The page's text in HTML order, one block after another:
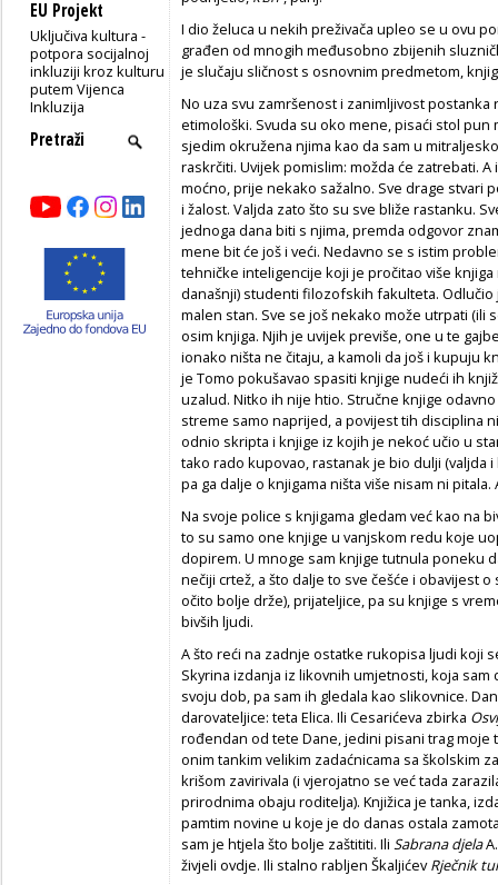
EU Projekt
Uključiva kultura -
potpora socijalnoj
inkluziji kroz kulturu
putem Vijenca
Inkluzija
I dio želuca u nekih preživača upleo se u ovu
građen od mnogih međusobno zbijenih
je slučaju sličnost s osnovnim predmetom,
No uza svu zamršenost i zanimljivost postanka
etimološki. Svuda su oko mene, pisaći stol
sjedim okružena njima kao da sam u
raskrčiti. Uvijek pomislim: možda će zatrebati.
moćno, prije nekako sažalno. Sve drage stvari
i žalost. Valjda zato što su sve bliže rastanku.
jednoga dana biti s njima, premda odgovor
mene bit će još i veći. Nedavno se s istim
tehničke inteligencije koji je pročitao više
današnji) studenti filozofskih fakulteta.
malen stan. Sve se još nekako može utrpati (ili
osim knjiga. Njih je uvijek previše, one u te
ionako ništa ne čitaju, a kamoli da još i kupuju
je Tomo pokušavao spasiti knjige nudeći ih
uzalud. Nitko ih nije htio. Stručne knjige
streme samo naprijed, a povijest tih disciplina
odnio skripta i knjige iz kojih je nekoć učio u
tako rado kupovao, rastanak je bio dulji (valjda
pa ga dalje o knjigama ništa više nisam ni
Na svoje police s knjigama gledam već kao na
to su samo one knjige u vanjskom redu koje
dopirem. U mnoge sam knjige tutnula poneku
nečiji crtež, a što dalje to sve češće i obavijest
očito bolje drže), prijateljice, pa su knjige s
bivših ljudi.
A što reći na zadnje ostatke rukopisa ljudi koji
Skyrina izdanja iz likovnih umjetnosti, koja
svoju dob, pa sam ih gledala kao slikovnice.
darovateljice: teta Elica. Ili Cesarićeva zbirka
rođendan od tete Dane, jedini pisani trag moje
onim tankim velikim zadaćnicama sa školskim
krišom zavirivala (i vjerojatno se već tada
prirodnima obaju roditelja). Knjižica je tanka,
pamtim novine u koje je do danas ostala
sam je htjela što bolje zaštititi. Ili Sabrana djela
živjeli ovdje. Ili stalno rabljen ŠkaljićevRječnik